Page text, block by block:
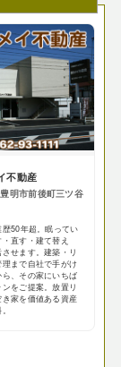
不動産
明市前後町三ツ谷
50年超。眠ってい
直す・建て替え
せます。建築・リ
まで自社で手がけ
、その家にいちば
をご提案。放置リ
家を価値ある資産